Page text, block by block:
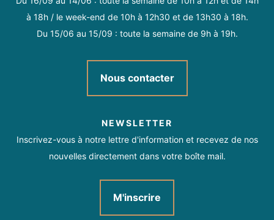
à 18h / le week-end de 10h à 12h30 et de 13h30 à 18h.
Du 15/06 au 15/09 : toute la semaine de 9h à 19h.
Nous contacter
NEWSLETTER
Inscrivez-vous à notre lettre d'information et recevez de nos
nouvelles directement dans votre boîte mail.
M'inscrire